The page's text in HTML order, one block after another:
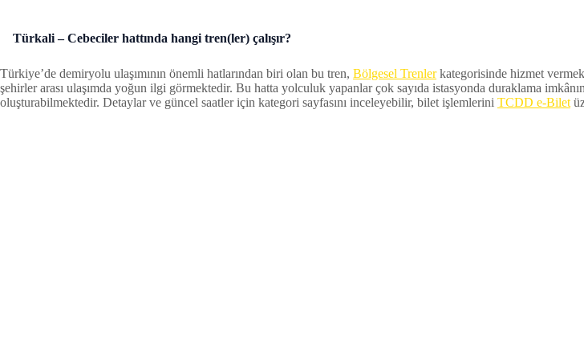
Türkali – Cebeciler hattında hangi tren(ler) çalışır?
Türkiye’de demiryolu ulaşımının önemli hatlarından biri olan bu tren, Bölgesel Trenlerkategorisinde hizmet
şehirler arası ulaşımda yoğun ilgi görmektedir. Bu hatta yolculuk yapanlar çok sayıda istasyonda duraklama
oluşturabilmektedir. Detaylar ve güncel saatler için kategori sayfasını inceleyebilir, bilet işlemlerini TCDD e-Bilet